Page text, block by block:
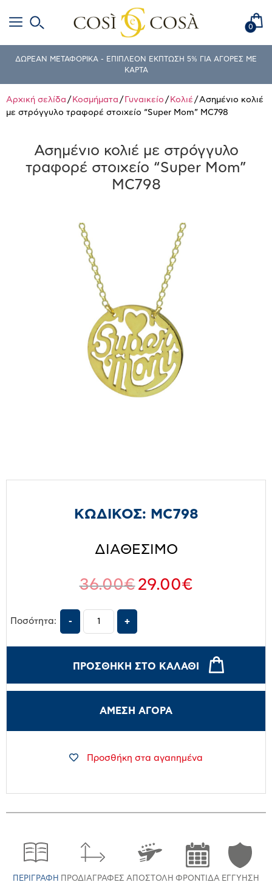
0
ΔΩΡΕΑΝ ΜΕΤΑΦΟΡΙΚΑ - ΕΠΙΠΛΕΟΝ ΕΚΠΤΩΣΗ 5% ΓΙΑ ΑΓΟΡΕΣ ΜΕ
ΚΑΡΤΑ
Αρχική σελίδα / Κοσμήματα / Γυναικείο / Κολιέ / Ασημένιο κολιέ
με στρόγγυλο τραφορέ στοιχείο “Super Mom” MC798
Ασημένιο κολιέ με στρόγγυλο
τραφορέ στοιχείο “Super Mom”
MC798
ΚΩΔΙΚΟΣ: MC798
ΔΙΑΘΕΣΙΜΟ
36.00€ 29.00€
Ποσότητα:
ΠΡΟΣΘΉΚΗ ΣΤΟ ΚΑΛΆΘΙ
ΑΜΕΣΗ ΑΓΟΡΑ
Προσθήκη στα αγαπημένα
ΠΕΡΙΓΡΑΦΉ ΠΡΟΔΙΑΓΡΑΦΈΣ ΑΠΟΣΤΟΛΉ ΦΡΟΝΤΊΔΑ ΕΓΓΎΗΣΗ